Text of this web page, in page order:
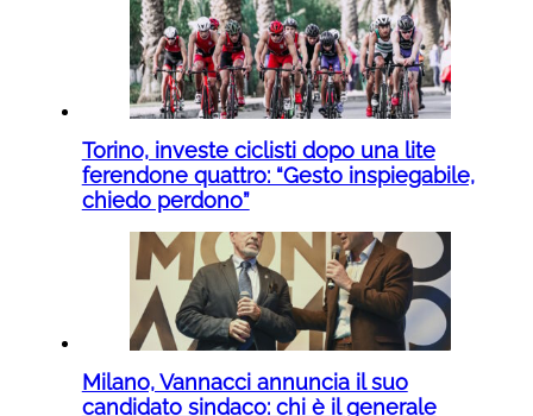
Torino, investe ciclisti dopo una lite
ferendone quattro: “Gesto inspiegabile,
chiedo perdono”
Milano, Vannacci annuncia il suo
candidato sindaco: chi è il generale